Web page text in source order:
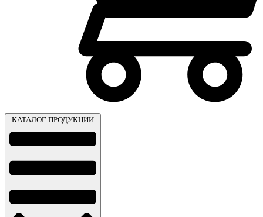
КАТАЛОГ ПРОДУКЦИИ